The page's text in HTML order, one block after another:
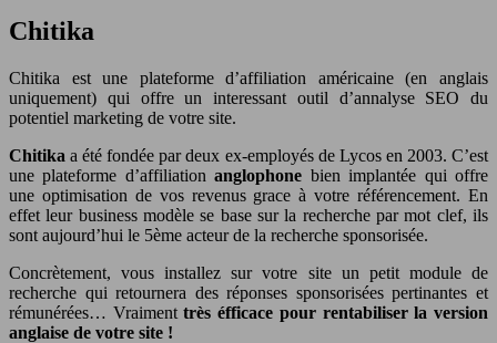
Chitika
Chitika est une plateforme d’affiliation américaine (en anglais
uniquement) qui offre un interessant outil d’annalyse SEO du
potentiel marketing de votre site.
Chitika a été fondée par deux ex-employés de Lycos en 2003. C’est
une plateforme d’affiliationanglophone bien implantée qui offre
une optimisation de vos revenus grace à votre référencement. En
effet leur business modèle se base sur la recherche par mot clef, ils
sont aujourd’hui le 5ème acteur de la recherche sponsorisée.
Concrètement, vous installez sur votre site un petit module de
recherche qui retournera des réponses sponsorisées pertinantes et
rémunérées… Vraimenttrès éfficace pour rentabiliser la version
anglaise de votre site !